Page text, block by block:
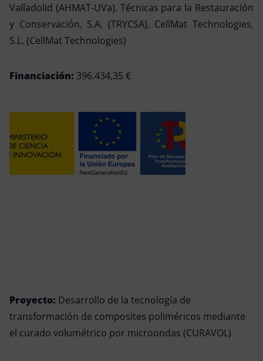
Valladolid (AHMAT-UVa), Técnicas para la Restauración
y Conservación, S.A. (TRYCSA), CellMat Technologies,
S.L. (CellMat Technologies)
Financiación: 396.434,35 €
Proyecto: Desarrollo de la tecnología de
transformación de composites poliméricos mediante
el curado volumétrico por microondas (CURAVOL)